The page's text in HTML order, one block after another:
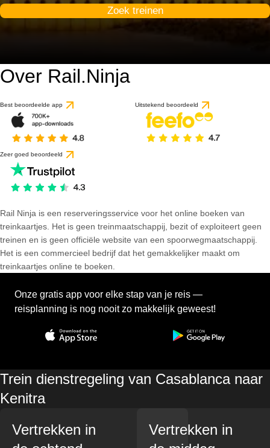
Zoek treinen
Over Rail.Ninja
Best beoordeelde app Uitstekend beoordeeld
Zeer goed beoordeeld
Rail Ninja is een reserveringsservice voor het online boeken van
treinkaartjes. Het is geen treinmaatschappij, bezit of exploiteert geen
treinen en is geen officiële website van een spoorwegmaatschappij.
Het is een commercieel bedrijf dat het gemakkelijker maakt om
treinkaartjes online te boeken.
Onze gratis app voor elke stap van je reis —
reisplanning is nog nooit zo makkelijk geweest!
Trein dienstregeling van Casablanca naar
Kenitra
Vertrekken in
Vertrekken in